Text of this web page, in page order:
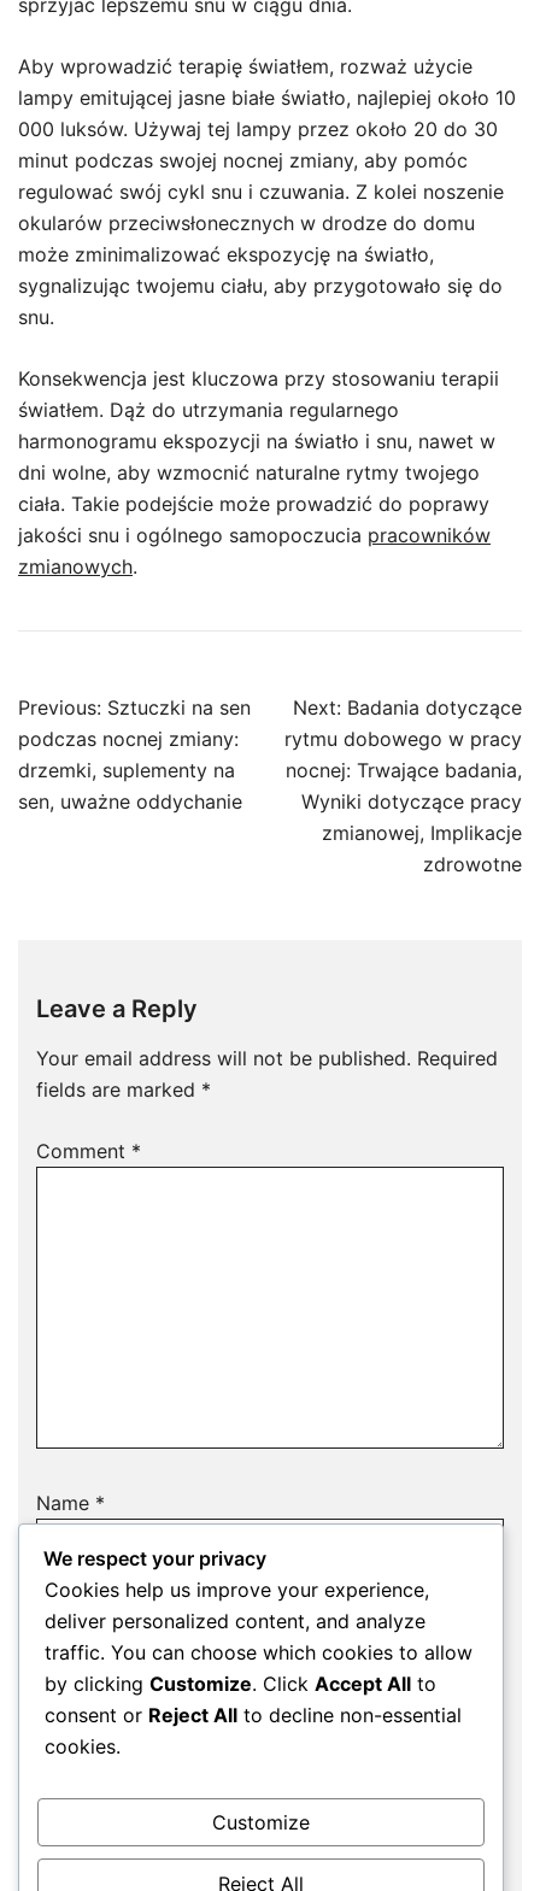
Aby wprowadzić terapię światłem, rozważ użycie
lampy emitującej jasne białe światło, najlepiej około 10
000 luksów. Używaj tej lampy przez około 20 do 30
minut podczas swojej nocnej zmiany, aby pomóc
regulować swój cykl snu i czuwania. Z kolei noszenie
okularów przeciwsłonecznych w drodze do domu
może zminimalizować ekspozycję na światło,
sygnalizując twojemu ciału, aby przygotowało się do
snu.
Konsekwencja jest kluczowa przy stosowaniu terapii
światłem. Dąż do utrzymania regularnego
harmonogramu ekspozycji na światło i snu, nawet w
dni wolne, aby wzmocnić naturalne rytmy twojego
ciała. Takie podejście może prowadzić do poprawy
jakości snu i ogólnego samopoczucia pracowników
zmianowych.
Post
navigation
Previous: Sztuczki na sen
podczas nocnej zmiany:
drzemki, suplementy na
sen, uważne oddychanie
Next: Badania dotyczące
rytmu dobowego w pracy
nocnej: Trwające badania,
Wyniki dotyczące pracy
zmianowej, Implikacje
zdrowotne
Leave a Reply
Your email address will not be published. Required
fields are marked *
Comment *
Name *
Email*
Website
Save my name, email, and website in this
We respect your privacy
Cookies help us improve your experience,
deliver personalized content, and analyze
traffic. You can choose which cookies to allow
by clicking Customize. Click Accept All to
consent or Reject All to decline non-essential
cookies.
Customize
Reject All